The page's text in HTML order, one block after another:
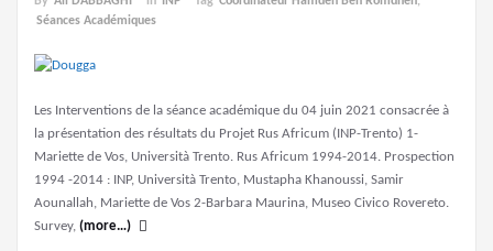
Séances Académiques
Les Interventions de la séance académique du 04 juin 2021 consacrée à
la présentation des résultats du Projet Rus Africum (INP-Trento) 1-
Mariette de Vos, Università Trento. Rus Africum 1994-2014. Prospection
1994 -2014 : INP, Università Trento, Mustapha Khanoussi, Samir
Aounallah, Mariette de Vos 2-Barbara Maurina, Museo Civico Rovereto.
Survey, (more…)